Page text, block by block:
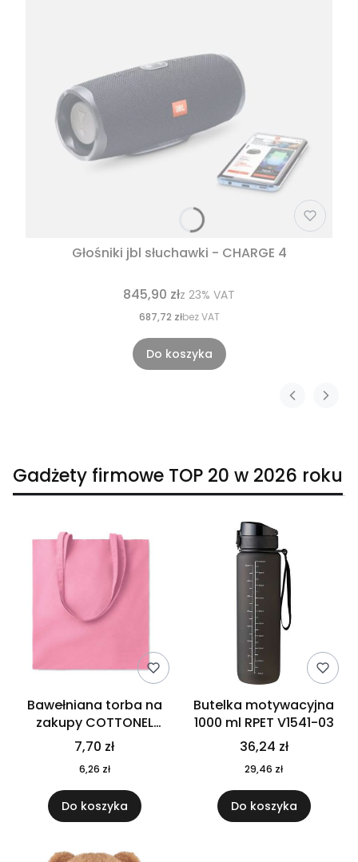
Głośniki jbl słuchawki - CHARGE 4
845,90 złz 23% VAT
687,72 złbez VAT
Do koszyka
Gadżety firmowe TOP 20 w 2026 roku
Bawełniana torba na
zakupy COTTONEL
COLOUR++ MO9846-11
7,70 zł
6,26 zł
Do koszyka
Butelka motywacyjna
1000 ml RPET V1541-03
36,24 zł
29,46 zł
Do koszyka